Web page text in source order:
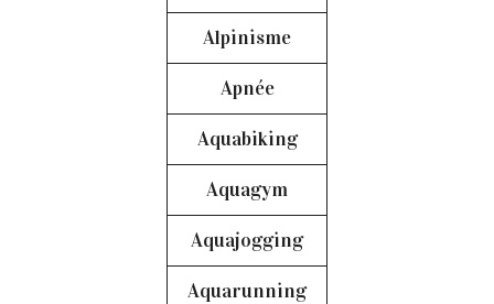
Alpinisme
Apnée
Aquabiking
Aquagym
Aquajogging
Aquarunning